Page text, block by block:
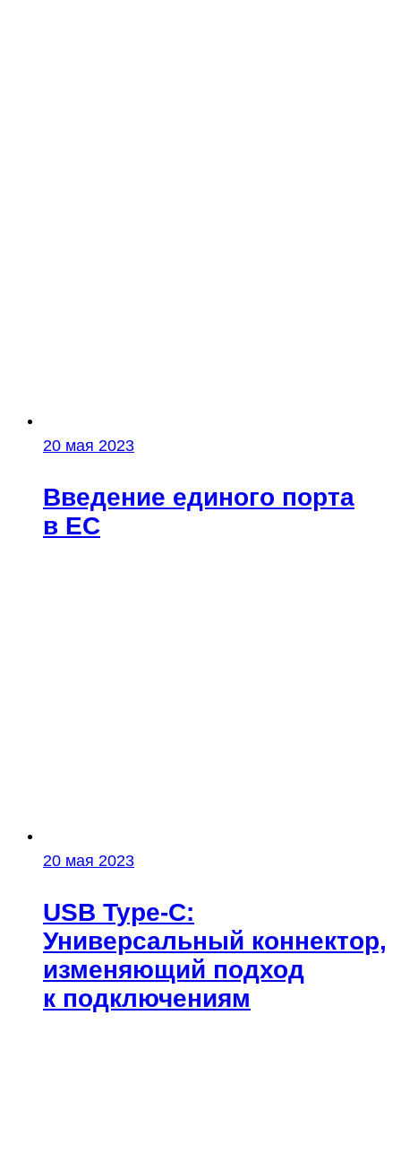
20 мая 2023
Введение единого порта
в ЕС
20 мая 2023
USB Type‑C:
Универсальный коннектор,
изменяющий подход
к подключениям